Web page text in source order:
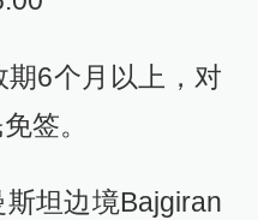
6个月以上，对
签。
坦边境Bajgiran